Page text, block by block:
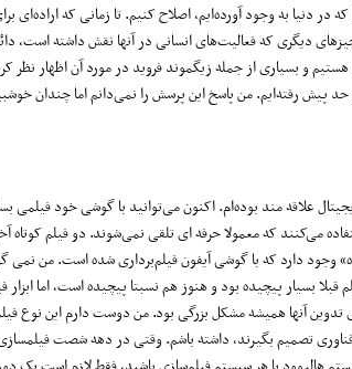
دنیا به وجود آورده‌ایم، اصلاح کنیم. تا زمانی که اراده‌ای
دیگری که فعالیت‌های انسانی در آنها نقش داشته است،
هستیم و بسیاری از جمله زیگموند فروید در مورد آن اظهار
حد پیش رفته‌ایم. من پاسخ این پرسش را نمی‌دانم اما چندان
علاقه مند بوده‌ام. اکنون می‌توانید با گوشی خود فیلمی
می‌کنند که معمولا حرفه ای تلقی نمی‌شوند. دو فیلم
دارد که با گوشی آیفون فیلم‌برداری شده است. من نمی
بسیار پیچیده بود و هنوز هم نسبتا پیچیده است، اما
تدوین آنها همیشه مشکل بزرگی بود. من دوست دارم این نوع
تصمیم بگیرند، داشته باشم. وقتی در دهه شصت